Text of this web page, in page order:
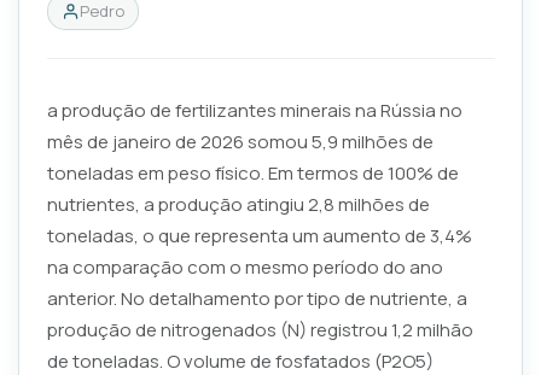
Pedro
a produção de fertilizantes minerais na Rússia no
mês de janeiro de 2026 somou 5,9 milhões de
toneladas em peso físico. Em termos de 100% de
nutrientes, a produção atingiu 2,8 milhões de
toneladas, o que representa um aumento de 3,4%
na comparação com o mesmo período do ano
anterior. No detalhamento por tipo de nutriente, a
produção de nitrogenados (N) registrou 1,2 milhão
de toneladas. O volume de fosfatados (P2O5)